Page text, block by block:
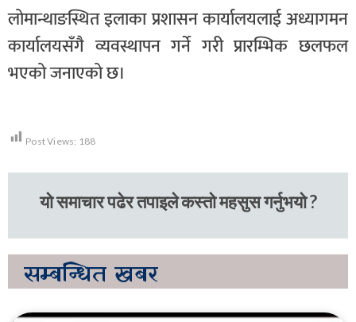
लोमान्थाङस्थित इलाका प्रशासन कार्यालयलाई अध्यागमन
कार्यालयसँगै व्यवस्थापन गर्ने गरी प्रारम्भिक छलफल
भएको जनाएको छ।
Post Views: 188
यो समाचार पढेर तपाइले कस्तो महसुस गर्नुभयो ?
सम्बन्धित खबर